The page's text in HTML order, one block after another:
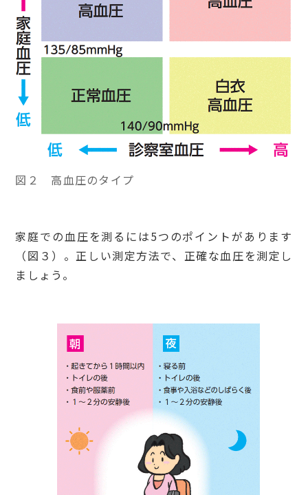
図２ 高血圧のタイプ
家庭での血圧を測るには5つのポイントがあります
（図３）。正しい測定方法で、正確な血圧を測定し
ましょう。